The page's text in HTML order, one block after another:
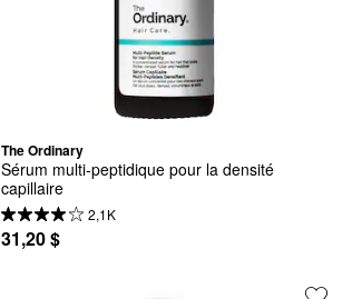
The Ordinary
Sérum multi-peptidique pour la densité
capillaire
2,1K
31,20 $